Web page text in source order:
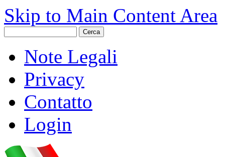
Skip to Main Content Area
Note Legali
Privacy
Contatto
Login